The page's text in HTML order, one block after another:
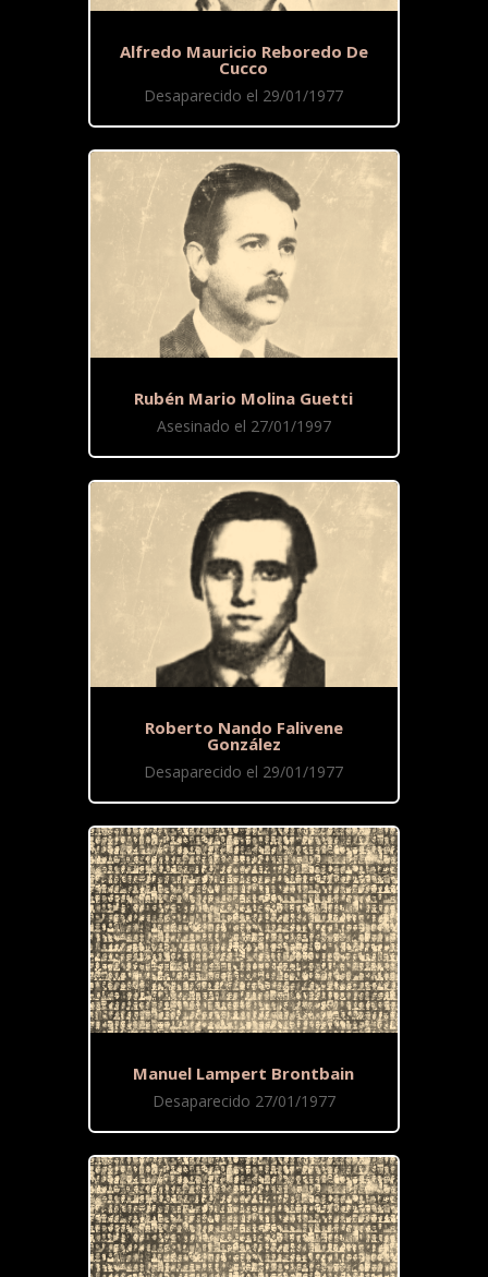
Alfredo Mauricio Reboredo De
Cucco
Desaparecido el 29/01/1977
Rubén Mario Molina Guetti
Asesinado el 27/01/1997
Roberto Nando Falivene
González
Desaparecido el 29/01/1977
Manuel Lampert Brontbain
Desaparecido 27/01/1977